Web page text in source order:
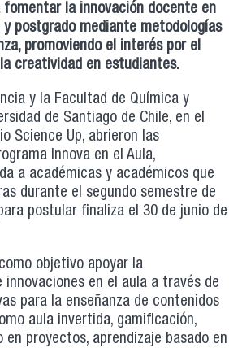
fomentar la innovación docente en
postgrado mediante metodologías
promoviendo el interés por el
creatividad en estudiantes.
y la Facultad de Química y
de Santiago de Chile, en el
Science Up, abrieron las
Innova en el Aula,
a académicas y académicos que
durante el segundo semestre de
postular finaliza el 30 de junio de
objetivo apoyar la
innovaciones en el aula a través de
para la enseñanza de contenidos
aula invertida, gamificación,
en proyectos, aprendizaje basado en